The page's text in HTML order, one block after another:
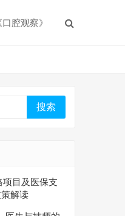
口腔观察》
搜索
目及医保支
解读